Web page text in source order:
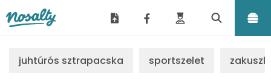
juhtúrós sztrapacska sportszelet